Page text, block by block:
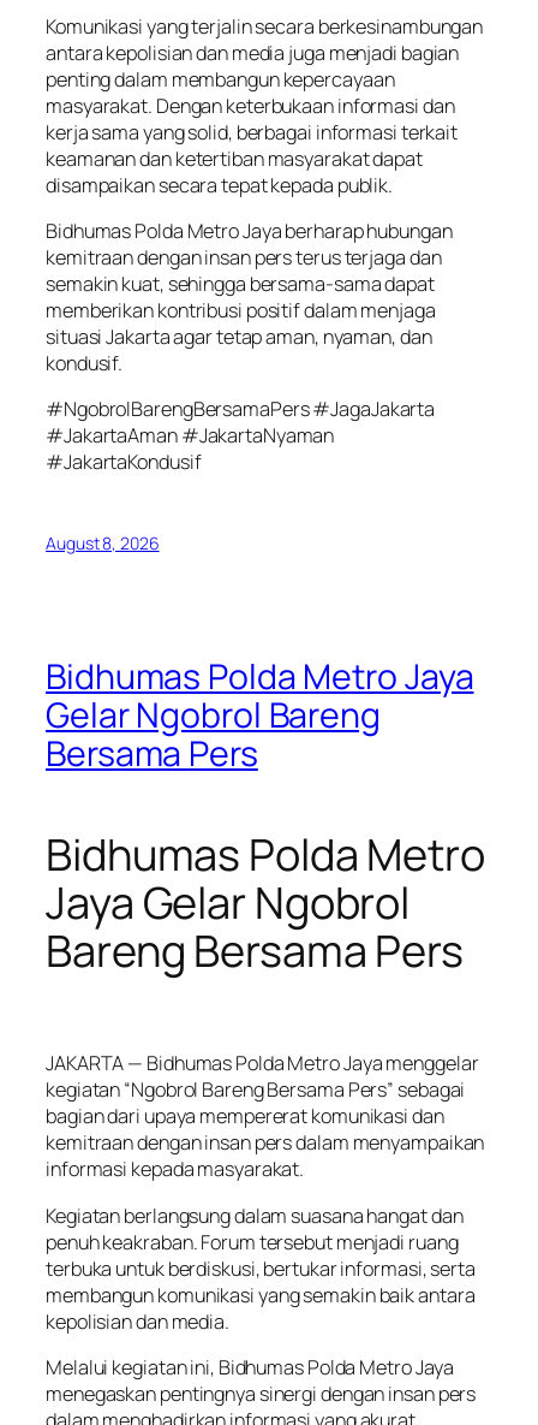
Komunikasi yang terjalin secara berkesinambungan
antara kepolisian dan media juga menjadi bagian
penting dalam membangun kepercayaan
masyarakat. Dengan keterbukaan informasi dan
kerja sama yang solid, berbagai informasi terkait
keamanan dan ketertiban masyarakat dapat
disampaikan secara tepat kepada publik.
Bidhumas Polda Metro Jaya berharap hubungan
kemitraan dengan insan pers terus terjaga dan
semakin kuat, sehingga bersama-sama dapat
memberikan kontribusi positif dalam menjaga
situasi Jakarta agar tetap aman, nyaman, dan
kondusif.
#NgobrolBarengBersamaPers #JagaJakarta
#JakartaAman #JakartaNyaman
#JakartaKondusif
August 8, 2026
Bidhumas Polda Metro Jaya
Gelar Ngobrol Bareng
Bersama Pers
Bidhumas Polda Metro
Jaya Gelar Ngobrol
Bareng Bersama Pers
JAKARTA — Bidhumas Polda Metro Jaya menggelar
kegiatan “Ngobrol Bareng Bersama Pers” sebagai
bagian dari upaya mempererat komunikasi dan
kemitraan dengan insan pers dalam menyampaikan
informasi kepada masyarakat.
Kegiatan berlangsung dalam suasana hangat dan
penuh keakraban. Forum tersebut menjadi ruang
terbuka untuk berdiskusi, bertukar informasi, serta
membangun komunikasi yang semakin baik antara
kepolisian dan media.
Melalui kegiatan ini, Bidhumas Polda Metro Jaya
menegaskan pentingnya sinergi dengan insan pers